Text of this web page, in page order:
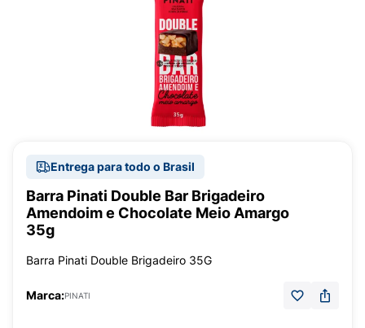
Entrega para todo o Brasil
Barra Pinati Double Bar Brigadeiro
Amendoim e Chocolate Meio Amargo
35g
Barra Pinati Double Brigadeiro 35G
Marca:PINATI